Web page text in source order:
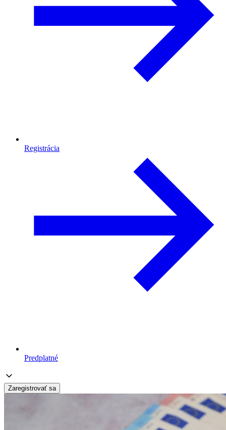
Registrácia
Predplatné
Zaregistrovať sa